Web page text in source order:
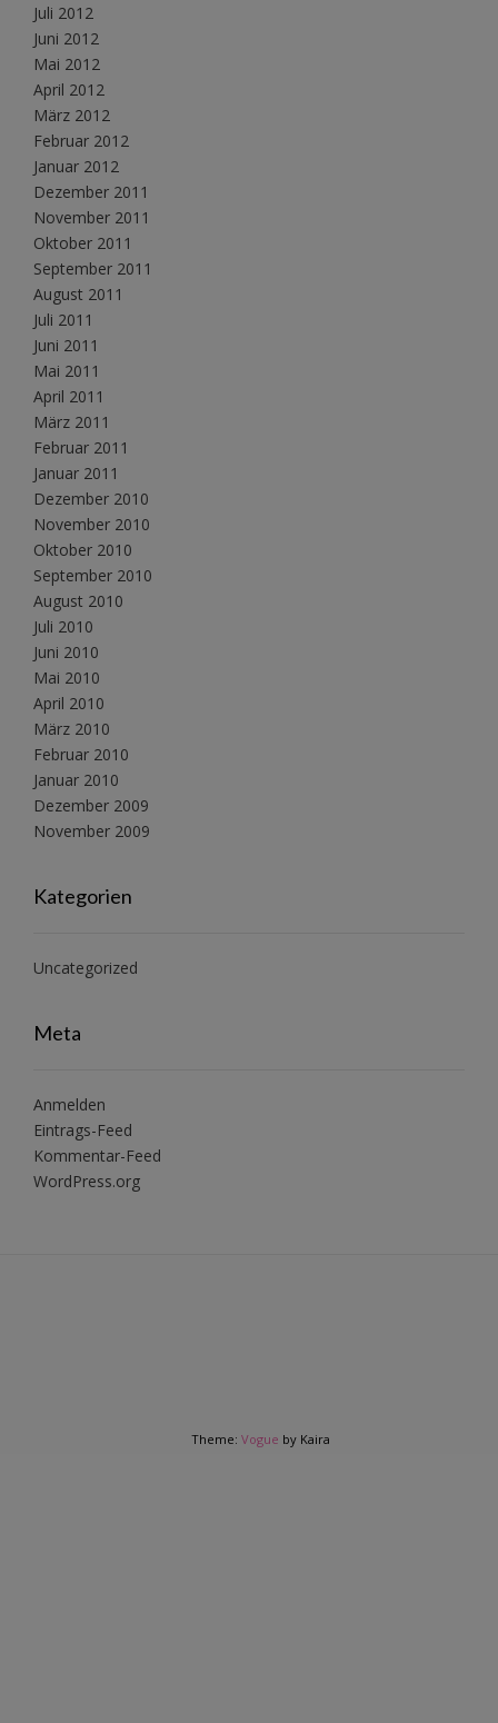
Juli 2012
Juni 2012
Mai 2012
April 2012
März 2012
Februar 2012
Januar 2012
Dezember 2011
November 2011
Oktober 2011
September 2011
August 2011
Juli 2011
Juni 2011
Mai 2011
April 2011
März 2011
Februar 2011
Januar 2011
Dezember 2010
November 2010
Oktober 2010
September 2010
August 2010
Juli 2010
Juni 2010
Mai 2010
April 2010
März 2010
Februar 2010
Januar 2010
Dezember 2009
November 2009
Kategorien
Uncategorized
Meta
Anmelden
Eintrags-Feed
Kommentar-Feed
WordPress.org
Theme: Vogue by Kaira